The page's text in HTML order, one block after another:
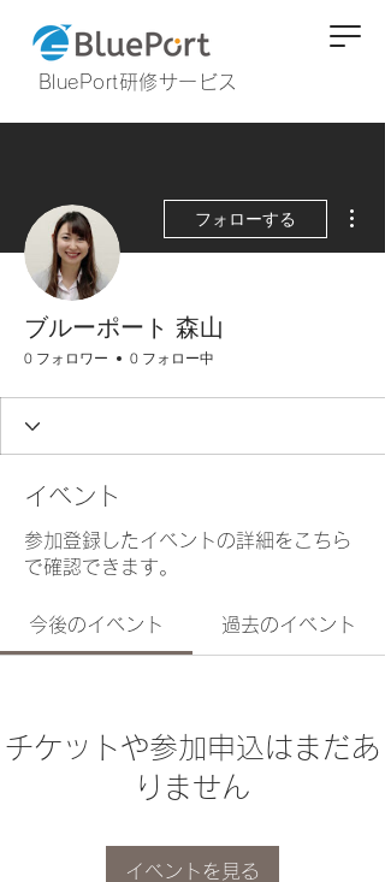
BluePort研修サービス
フォローする
ブルーポート 森山
0 フォロワー 0 フォロー中
イベント
参加登録したイベントの詳細をこちら
で確認できます。
今後のイベント 過去のイベント
チケットや参加申込はまだあ
りません
イベントを見る